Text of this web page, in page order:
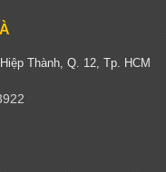
Thành, Q. 12, Tp. HCM